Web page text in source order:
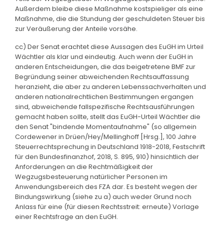
Außerdem bleibe diese Maßnahme kostspieliger als eine
Maßnahme, die die Stundung der geschuldeten Steuer bis
zur Veräußerung der Anteile vorsähe.
cc) Der Senat erachtet diese Aussagen des EuGH im Urteil
Wächtler als klar und eindeutig. Auch wenn der EuGH in
anderen Entscheidungen, die das beigetretene BMF zur
Begründung seiner abweichenden Rechtsauffassung
heranzieht, die aber zu anderen Lebenssachverhalten und
anderen nationalrechtlichen Bestimmungen ergangen
sind, abweichende fallspezifische Rechtsausführungen
gemacht haben sollte, stellt das EuGH-Urteil Wächtler die
den Senat "bindende Momentaufnahme" (so allgemein
Cordewener in Drüen/Hey/Mellinghoff [Hrsg.], 100 Jahre
Steuerrechtsprechung in Deutschland 1918-2018, Festschrift
für den Bundesfinanzhof, 2018, S. 895, 910) hinsichtlich der
Anforderungen an die Rechtmäßigkeit der
Wegzugsbesteuerung natürlicher Personen im
Anwendungsbereich des FZA dar. Es besteht wegen der
Bindungswirkung (siehe zu a) auch weder Grund noch
Anlass für eine (für diesen Rechtsstreit: erneute) Vorlage
einer Rechtsfrage an den EuGH.